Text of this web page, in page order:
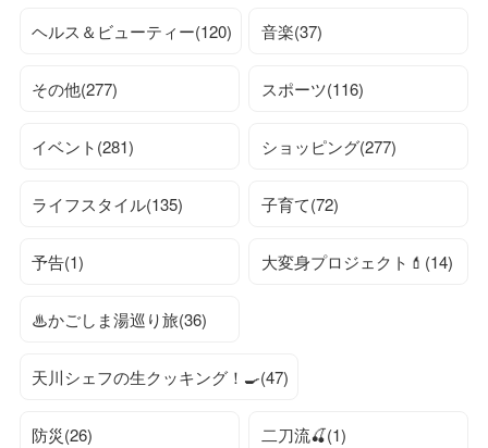
ヘルス＆ビューティー(120) 音楽(37)
その他(277) スポーツ(116)
イベント(281) ショッピング(277)
ライフスタイル(135) 子育て(72)
予告(1) 大変身プロジェクト💄(14)
♨かごしま湯巡り旅(36)
天川シェフの生クッキング！🍳(47)
防災(26) 二刀流🍒(1)